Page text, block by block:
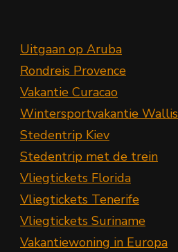
Uitgaan op Aruba
Rondreis Provence
Vakantie Curacao
Wintersportvakantie Wallis
Stedentrip Kiev
Stedentrip met de trein
Vliegtickets Florida
Vliegtickets Tenerife
Vliegtickets Suriname
Vakantiewoning in Europa